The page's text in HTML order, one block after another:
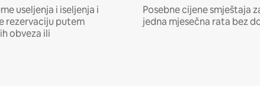
useljenja i iseljenja i
rezervaciju putem
obveza ili
Posebne cijene smještaja
jedna mjesečna rata bez